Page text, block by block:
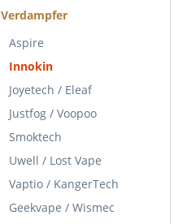
Verdampfer
Aspire
Innokin
Joyetech / Eleaf
Justfog / Voopoo
Smoktech
Uwell / Lost Vape
Vaptio / KangerTech
Geekvape / Wismec